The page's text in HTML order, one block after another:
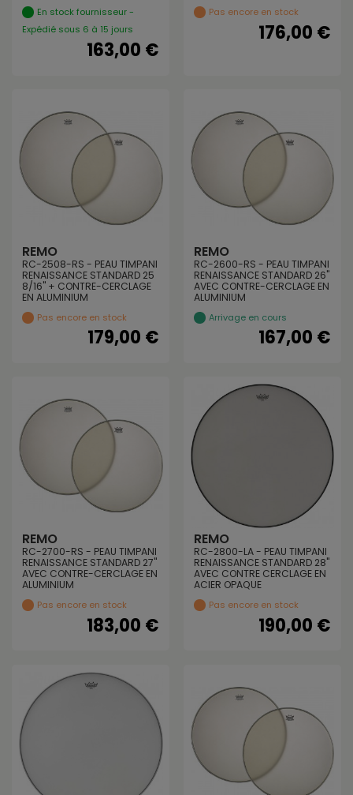
En stock fournisseur -
Expédié sous 6 à 15 jours
163,00 €
Pas encore en stock
176,00 €
REMO
RC-2508-RS - PEAU TIMPANI
RENAISSANCE STANDARD 25
8/16" + CONTRE-CERCLAGE
EN ALUMINIUM
Pas encore en stock
179,00 €
REMO
RC-2600-RS - PEAU TIMPANI
RENAISSANCE STANDARD 26"
AVEC CONTRE-CERCLAGE EN
ALUMINIUM
Arrivage en cours
167,00 €
REMO
RC-2700-RS - PEAU TIMPANI
RENAISSANCE STANDARD 27"
AVEC CONTRE-CERCLAGE EN
ALUMINIUM
Pas encore en stock
183,00 €
REMO
RC-2800-LA - PEAU TIMPANI
RENAISSANCE STANDARD 28"
AVEC CONTRE CERCLAGE EN
ACIER OPAQUE
Pas encore en stock
190,00 €